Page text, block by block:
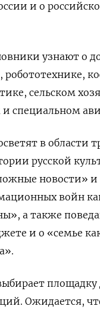
и о
узнают о
робототехнике,
сельском
специальном
в области
русской
новости»
войн
а также
и о «семье
площадку
Ожидается,